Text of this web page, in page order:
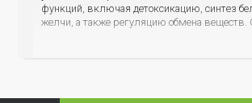
функций, включая детоксикацию, синтез
желчи, а также регуляцию обмена веществ.